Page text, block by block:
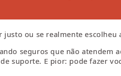
ou se realmente escolheu
seguros que não
suporte. E pior: pode fazer